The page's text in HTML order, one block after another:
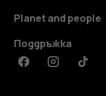
Planet and people
Поддръжка
FacebookInstagram